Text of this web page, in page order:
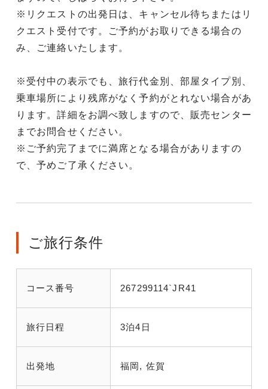
※リクエストの出発日は、キャンセル待ちまたはリ
クエスト受付です。ご予約がお取りできる場合の
み、ご連絡いたします。
※受付中の表示でも、旅行代金別、部屋タイプ別、
乗車場所により残席がなく予約がとれない場合があ
ります。詳細をお調べ致しますので、販売センター
までお問合せください。
※ご予約完了までに満席となる場合がありますの
で、予めご了承ください。
ご旅行条件
コース番号 267299114`JR41
旅行日程 3泊4日
出発地 福岡, 佐賀